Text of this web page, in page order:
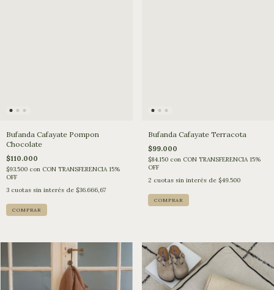
Bufanda Cafayate Pompon
Chocolate
$110.000
$93.500 con CON TRANSFERENCIA 15%
OFF
3 cuotas sin interés de $36.666,67
Bufanda Cafayate Terracota
$99.000
$84.150 con CON TRANSFERENCIA 15%
OFF
2 cuotas sin interés de $49.500